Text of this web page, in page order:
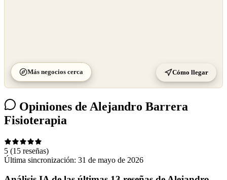
Más negocios cerca Cómo llegar
Opiniones de Alejandro Barrera
Fisioterapia
5 (15 reseñas)
Última sincronización: 31 de mayo de 2026